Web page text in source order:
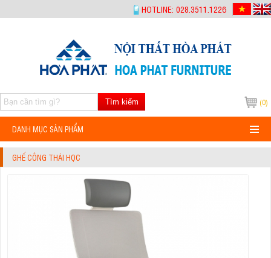
HOTLINE: 028.3511.1226
(0)
Tìm kiếm
DANH MỤC SẢN PHẨM
GHẾ CÔNG THÁI HỌC